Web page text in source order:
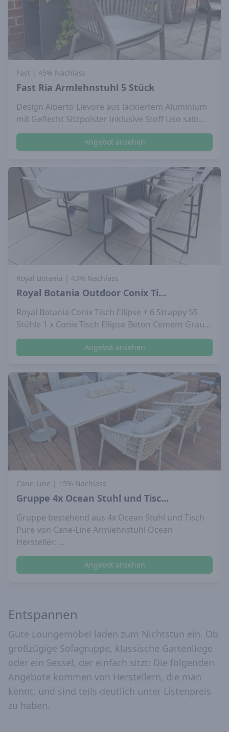
Fast | 45% Nachlass
Fast Ria Armlehnstuhl 5 Stück
Design Alberto Lievore aus lackiertem Aluminium
mit Geflecht Sitzpolster inklusive Stoff Liso salb...
Angebot ansehen
Royal Botania | 43% Nachlass
Royal Botania Outdoor Conix Ti...
Royal Botania Conix Tisch Ellipse + 6 Strappy 55
Stühle 1 x Conix Tisch Ellipse Beton Cement Grau...
Angebot ansehen
Cane-Line | 15% Nachlass
Gruppe 4x Ocean Stuhl und Tisc...
Gruppe bestehend aus 4x Ocean Stuhl und Tisch
Pure von Cane-Line Armlehnstuhl Ocean
Hersteller: ...
Angebot ansehen
Entspannen
Gute Loungemöbel laden zum Nichtstun ein. Ob
großzügige Sofagruppe, klassische Gartenliege
oder ein Sessel, der einfach sitzt: Die folgenden
Angebote kommen von Herstellern, die man
kennt, und sind teils deutlich unter Listenpreis
zu haben.